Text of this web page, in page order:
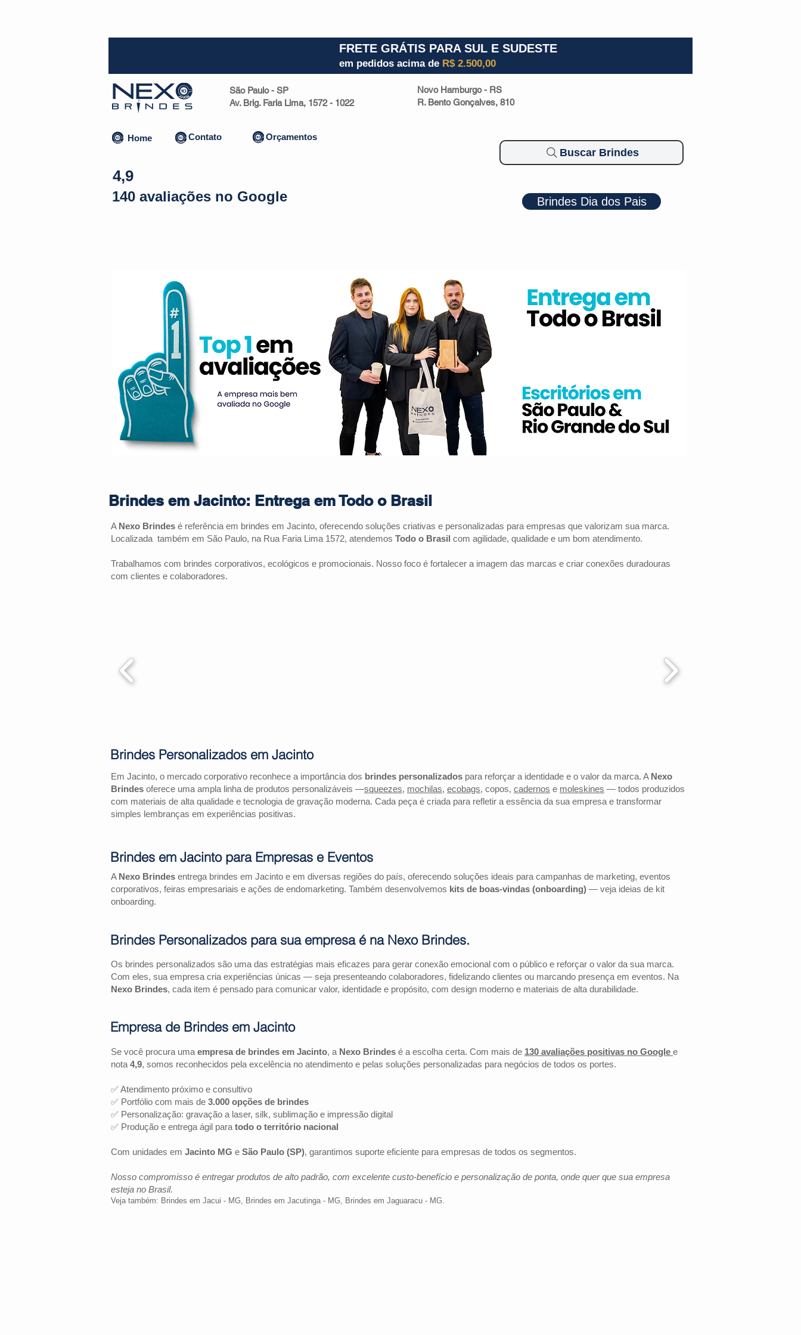
FRETE GRÁTIS PARA SUL E SUDESTE
em pedidos acima de R$ 2.500,00
São Paulo - SP
Av. Brig. Faria Lima, 1572 - 1022
Novo Hamburgo - RS
R. Bento Gonçalves, 810
Home Contato Orçamentos
4,9
140 avaliações no Google
Buscar Brindes
Brindes Dia dos Pais
Brindes em Jacinto: Entrega em Todo o Brasil
A Nexo Brindes é referência em brindes em Jacinto, oferecendo soluções criativas e personalizadas para empresas que valorizam sua marca.
Localizada também em São Paulo, na Rua Faria Lima 1572, atendemos Todo o Brasil com agilidade, qualidade e um bom atendimento.
Trabalhamos com brindes corporativos, ecológicos e promocionais. Nosso foco é fortalecer a imagem das marcas e criar conexões duradouras
com clientes e colaboradores.
Em Jacinto, o mercado corporativo reconhece a importância dos brindes personalizados para reforçar a identidade e o valor da marca. A Nexo
Brindes oferece uma ampla linha de produtos personalizáveis —squeezes, mochilas, ecobags, copos, cadernos e moleskines — todos produzidos
com materiais de alta qualidade e tecnologia de gravação moderna. Cada peça é criada para refletir a essência da sua empresa e transformar
simples lembranças em experiências positivas.
A Nexo Brindes entrega brindes em Jacinto e em diversas regiões do país, oferecendo soluções ideais para campanhas de marketing, eventos
corporativos, feiras empresariais e ações de endomarketing. Também desenvolvemos kits de boas-vindas (onboarding) — veja ideias de kit
onboarding.
Os brindes personalizados são uma das estratégias mais eficazes para gerar conexão emocional com o público e reforçar o valor da sua marca.
Com eles, sua empresa cria experiências únicas — seja presenteando colaboradores, fidelizando clientes ou marcando presença em eventos. Na
Nexo Brindes, cada item é pensado para comunicar valor, identidade e propósito, com design moderno e materiais de alta durabilidade.
Se você procura uma empresa de brindes em Jacinto, a Nexo Brindes é a escolha certa. Com mais de 130 avaliações positivas no Google e
nota 4,9, somos reconhecidos pela excelência no atendimento e pelas soluções personalizadas para negócios de todos os portes.
✅ Atendimento próximo e consultivo
✅ Portfólio com mais de 3.000 opções de brindes
✅ Personalização: gravação a laser, silk, sublimação e impressão digital
✅ Produção e entrega ágil para todo o território nacional
Com unidades em Jacinto MG e São Paulo (SP), garantimos suporte eficiente para empresas de todos os segmentos.
Nosso compromisso é entregar produtos de alto padrão, com excelente custo-benefício e personalização de ponta, onde quer que sua empresa
esteja no Brasil.
Veja também: Brindes em Jacui - MG, Brindes em Jacutinga - MG, Brindes em Jaguaracu - MG.
Brindes Personalizados em Jacinto
Brindes em Jacinto para Empresas e Eventos
Brindes Personalizados para sua empresa é na Nexo Brindes.
Empresa de Brindes em Jacinto